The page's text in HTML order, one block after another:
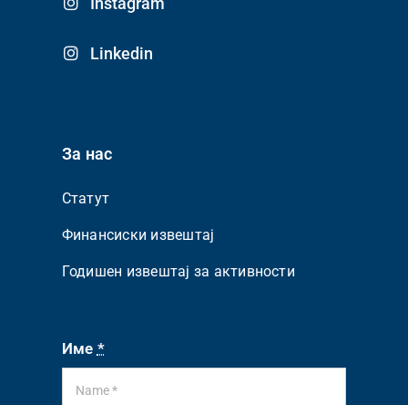
Linkedin
За нас
Статут
Финансиски извештај
Годишен извештај за активности
Име *